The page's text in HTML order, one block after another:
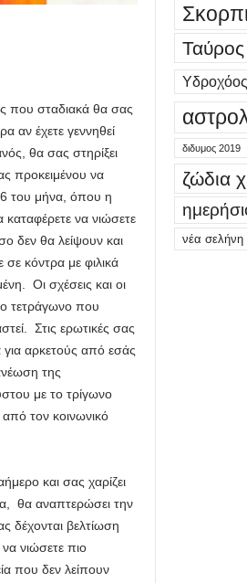
που σταδιακά θα σας
αν έχετε γεννηθεί
θα σας στηρίξει
προκειμένου να
του μήνα, όπου η
να νιώσετε
δεν θα λείψουν και
κόντρα με φιλικά
Οι σχέσεις και οι
τετράγωνο που
Στις ερωτικές σας
αρκετούς από εσάς
της
με το τρίγωνο
τον κοινωνικό
και σας χαρίζει
θα αναπτερώσει την
δέχονται βελτίωση
νιώσετε πιο
που δεν λείπουν
Ταύρος
Υδροχόος
διδυμος 2019
ζώδια
νέα σελήνη